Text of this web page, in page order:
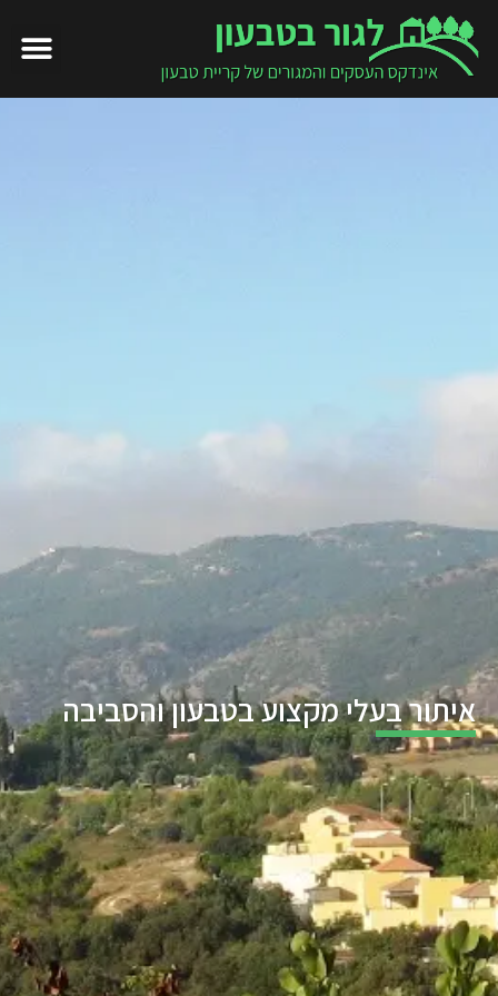
איתור בעלי מקצוע בטבעון והסביבה